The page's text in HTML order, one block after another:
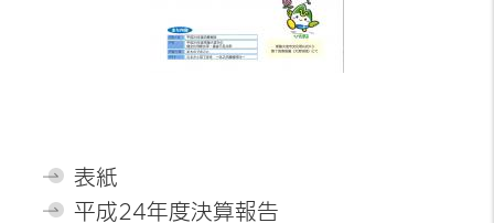
表紙
平成24年度決算報告